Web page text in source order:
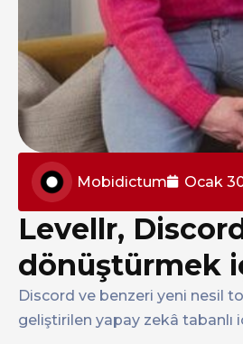
Mobidictum Ocak
Levellr,
dönüştürmek
Discord ve benzeri yeni nesil
geliştirilen yapay zekâ